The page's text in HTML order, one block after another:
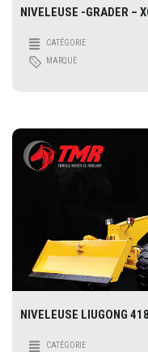
NIVELEUSE -GRADER –
CATÉGORIE
MARQUE
NIVELEUSE LIUGONG 418
CATÉGORIE